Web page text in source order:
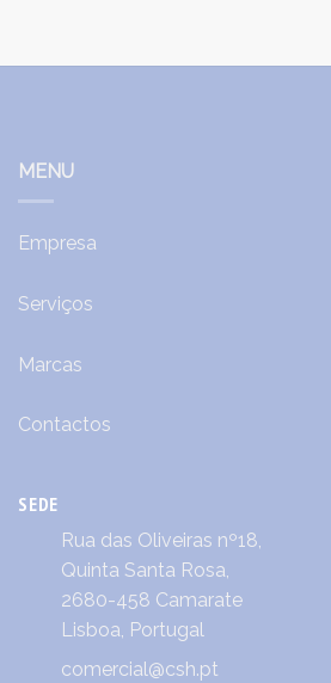
MENU
Empresa
Serviços
Marcas
Contactos
SEDE
Rua das Oliveiras nº18,
Quinta Santa Rosa,
2680-458 Camarate
Lisboa, Portugal
comercial@csh.pt